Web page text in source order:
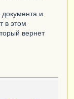
,
и
в этом
вернет